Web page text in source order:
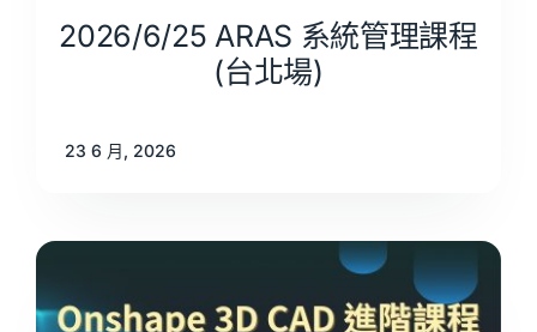
2026/6/25 ARAS 系統管理課程
(台北場)
23 6 月, 2026